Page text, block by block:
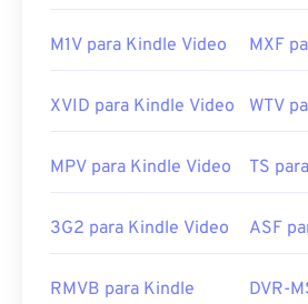
decodificador de DVD). Se nada
Desenvolvido por: Motion
Lançamento inicial:1988
https://en.wikipedia.org/wiki/
https://en.wikipedia.org/wiki/
M1V para Kindle Video MXF
XVID para Kindle Video WTV
MPV para Kindle Video TS
3G2 para Kindle Video ASF
RMVB para Kindle
DVR-